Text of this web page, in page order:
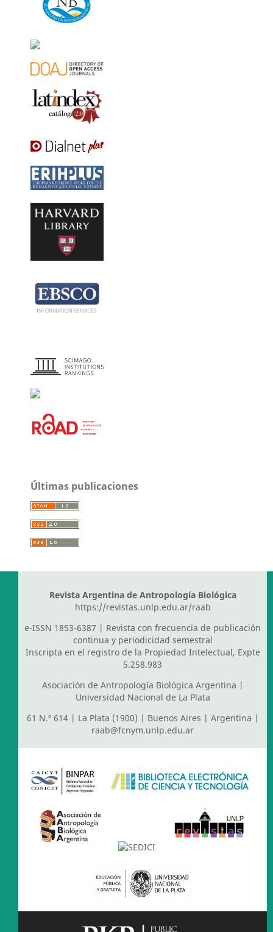
Últimas publicaciones
Revista Argentina de Antropología Biológica
https://revistas.unlp.edu.ar/raab
e-ISSN 1853-6387 | Revista con frecuencia de publicación
continua y periodicidad semestral
Inscripta en el registro de la Propiedad Intelectual, Expte
5.258.983
Asociación de Antropología Biológica Argentina |
Universidad Nacional de La Plata
61 N.º 614 | La Plata (1900) | Buenos Aires | Argentina |
raab@fcnym.unlp.edu.ar